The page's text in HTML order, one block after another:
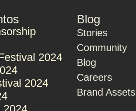
2024
2024
Blog
Stories
Community
Blog
Careers
Brand Assets